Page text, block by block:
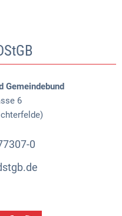
Gemeindebund
6
0